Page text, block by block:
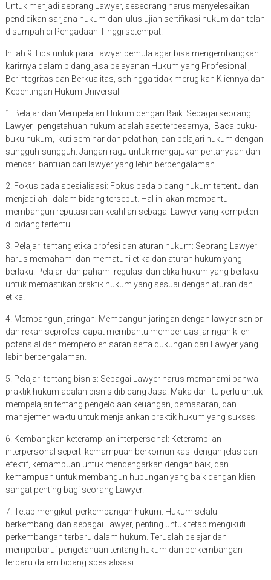
Untuk menjadi seorang Lawyer, seseorang harus menyelesaikan
pendidikan sarjana hukum dan lulus ujian sertifikasi hukum dan telah
disumpah di Pengadaan Tinggi setempat.
Inilah 9 Tips untuk para Lawyer pemula agar bisa mengembangkan
karirnya dalam bidang jasa pelayanan Hukum yang Profesional ,
Berintegritas dan Berkualitas, sehingga tidak merugikan Kliennya dan
Kepentingan Hukum Universal
1. Belajar dan Mempelajari Hukum dengan Baik. Sebagai seorang
Lawyer, pengetahuan hukum adalah aset terbesarnya, Baca buku-
buku hukum, ikuti seminar dan pelatihan, dan pelajari hukum dengan
sungguh-sungguh. Jangan ragu untuk mengajukan pertanyaan dan
mencari bantuan dari lawyer yang lebih berpengalaman.
2. Fokus pada spesialisasi: Fokus pada bidang hukum tertentu dan
menjadi ahli dalam bidang tersebut. Hal ini akan membantu
membangun reputasi dan keahlian sebagai Lawyer yang kompeten
di bidang tertentu.
3. Pelajari tentang etika profesi dan aturan hukum: Seorang Lawyer
harus memahami dan mematuhi etika dan aturan hukum yang
berlaku. Pelajari dan pahami regulasi dan etika hukum yang berlaku
untuk memastikan praktik hukum yang sesuai dengan aturan dan
etika.
4. Membangun jaringan: Membangun jaringan dengan lawyer senior
dan rekan seprofesi dapat membantu memperluas jaringan klien
potensial dan memperoleh saran serta dukungan dari Lawyer yang
lebih berpengalaman.
5. Pelajari tentang bisnis: Sebagai Lawyer harus memahami bahwa
praktik hukum adalah bisnis dibidang Jasa. Maka dari itu perlu untuk
mempelajari tentang pengelolaan keuangan, pemasaran, dan
manajemen waktu untuk menjalankan praktik hukum yang sukses.
6. Kembangkan keterampilan interpersonal: Keterampilan
interpersonal seperti kemampuan berkomunikasi dengan jelas dan
efektif, kemampuan untuk mendengarkan dengan baik, dan
kemampuan untuk membangun hubungan yang baik dengan klien
sangat penting bagi seorang Lawyer.
7. Tetap mengikuti perkembangan hukum: Hukum selalu
berkembang, dan sebagai Lawyer, penting untuk tetap mengikuti
perkembangan terbaru dalam hukum. Teruslah belajar dan
memperbarui pengetahuan tentang hukum dan perkembangan
terbaru dalam bidang spesialisasi.